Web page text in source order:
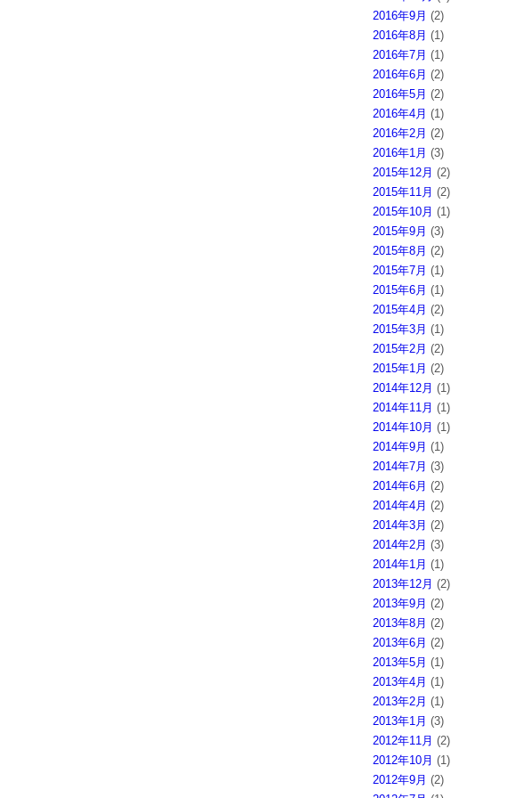
2016年9月 (2)
2016年8月 (1)
2016年7月 (1)
2016年6月 (2)
2016年5月 (2)
2016年4月 (1)
2016年2月 (2)
2016年1月 (3)
2015年12月 (2)
2015年11月 (2)
2015年10月 (1)
2015年9月 (3)
2015年8月 (2)
2015年7月 (1)
2015年6月 (1)
2015年4月 (2)
2015年3月 (1)
2015年2月 (2)
2015年1月 (2)
2014年12月 (1)
2014年11月 (1)
2014年10月 (1)
2014年9月 (1)
2014年7月 (3)
2014年6月 (2)
2014年4月 (2)
2014年3月 (2)
2014年2月 (3)
2014年1月 (1)
2013年12月 (2)
2013年9月 (2)
2013年8月 (2)
2013年6月 (2)
2013年5月 (1)
2013年4月 (1)
2013年2月 (1)
2013年1月 (3)
2012年11月 (2)
2012年10月 (1)
2012年9月 (2)